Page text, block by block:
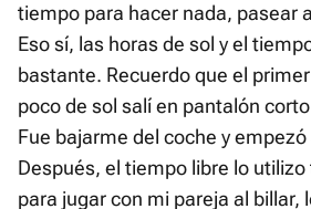
tiempo para hacer nada, pasear
Eso sí, las horas de sol y el
bastante. Recuerdo que el
poco de sol salí en pantalón
Fue bajarme del coche y empezó
Después, el tiempo libre lo
para jugar con mi pareja al billar,